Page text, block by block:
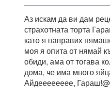
Аз искам да ви дам
страхотната торта
като я направих
моя я опита от нямай
обиди, ама от тогава
дома, че има много
Айдееееееее,